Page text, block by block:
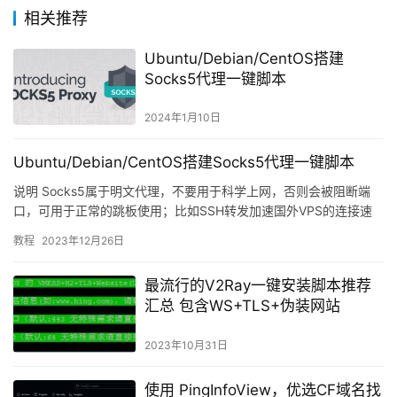
相关推荐
Ubuntu/Debian/CentOS搭建
Socks5代理一键脚本
2024年1月10日
Ubuntu/Debian/CentOS搭建Socks5代理一键脚本
说明 Socks5属于明文代理，不要用于科学上网，否则会被阻断端
口，可用于正常的跳板使用；比如SSH转发加速国外VPS的连接速
教程 2023年12月26日
最流行的V2Ray一键安装脚本推荐
汇总 包含WS+TLS+伪装网站
2023年10月31日
使用 PingInfoView，优选CF域名找